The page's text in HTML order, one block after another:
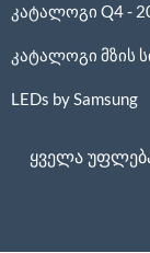
კატალოგი Q4 -
კატალოგი მზის
LEDs by Samsung
ყველა